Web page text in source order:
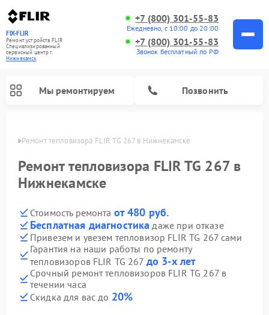
FIX-FLIR
Ремонт устройств FLIR
Специализированный
cервисный центр г.
Нижнекамск
+7 (800) 301-55-83
Ежедневно, с 10:00 до 20:00
+7 (800) 301-55-83
Звонок бесплатный по РФ
Мы ремонтируем Позвонить
Ремонт тепловизора FLIR TG 267 в Нижнекамске
Ремонт тепловизора FLIR TG 267 в
Нижнекамске
Стоимость ремонта от 480 руб.
Бесплатная диагностика даже при отказе
Привезем и увезем тепловизор FLIR TG 267 сами
Гарантия на наши работы по ремонту
тепловизоров FLIR TG 267 до 3-х лет
Срочный ремонт тепловизоров FLIR TG 267 в
течении часа
Скидка для вас до 20%